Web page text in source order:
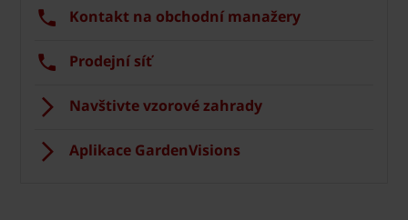
Kontakt na obchodní manažery
Prodejní síť
Navštivte vzorové zahrady
Aplikace GardenVisions